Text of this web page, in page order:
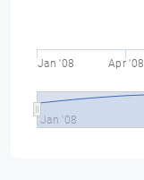
Jan '08 Apr '08
Jan '08